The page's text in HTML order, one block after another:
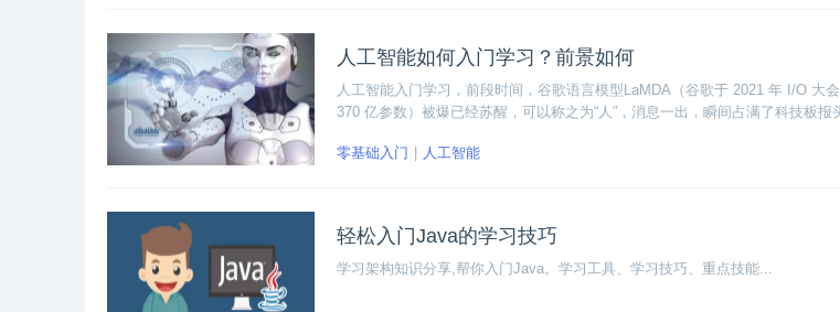
人工智能如何入门学习？前景如何
人工智能入门学习，前段时间，谷歌语言模型LaMDA（谷歌于 2021 年 I/O 大
370 亿参数）被爆已经苏醒，可以称之为“人”，消息一出，瞬间占满了科技板报
零基础入门 人工智能
轻松入门Java的学习技巧
学习架构知识分享,帮你入门Java。学习工具、学习技巧、重点技能...